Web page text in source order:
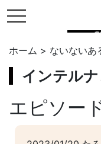
toggle navigation
県
ホーム > ないないあ
インテル
エピソー